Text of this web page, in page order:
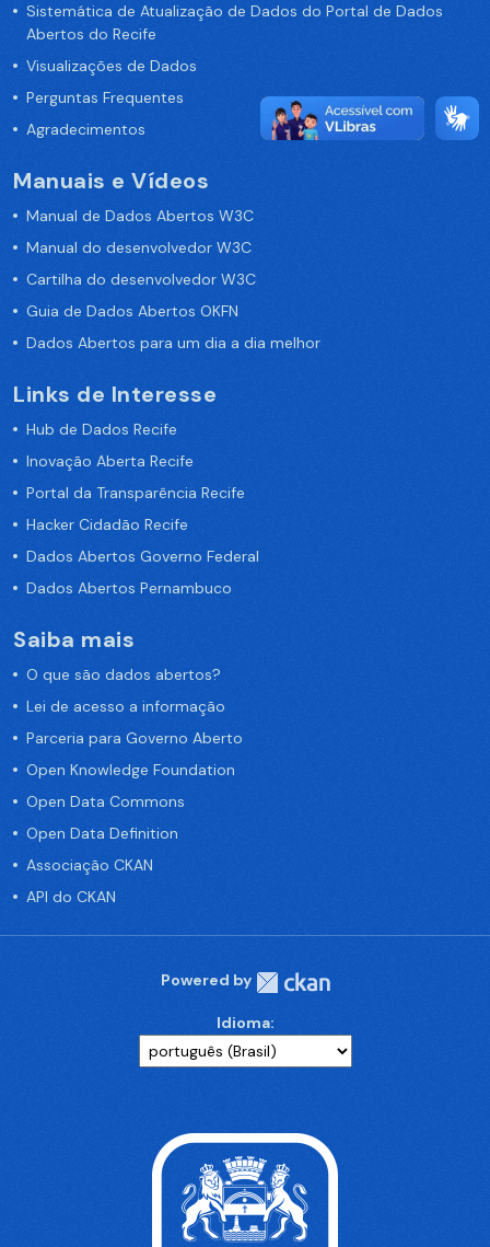
Sistemática de Atualização de Dados do Portal de Dados
Abertos do Recife
Visualizações de Dados
Perguntas Frequentes
Agradecimentos
Manuais e Vídeos
Manual de Dados Abertos W3C
Manual do desenvolvedor W3C
Cartilha do desenvolvedor W3C
Guia de Dados Abertos OKFN
Dados Abertos para um dia a dia melhor
Links de Interesse
Hub de Dados Recife
Inovação Aberta Recife
Portal da Transparência Recife
Hacker Cidadão Recife
Dados Abertos Governo Federal
Dados Abertos Pernambuco
Saiba mais
O que são dados abertos?
Lei de acesso a informação
Parceria para Governo Aberto
Open Knowledge Foundation
Open Data Commons
Open Data Definition
Associação CKAN
API do CKAN
Powered by
Idioma